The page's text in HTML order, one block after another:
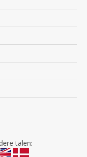
talen: